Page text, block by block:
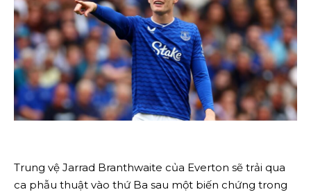
Trung vệ Jarrad Branthwaite của Everton sẽ trải qua
ca phẫu thuật vào thứ Ba sau một biến chứng trong